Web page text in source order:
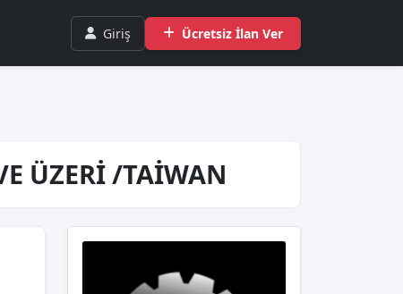
Giriş Ücretsiz İlan Ver
ÜZERİ /TAİWAN